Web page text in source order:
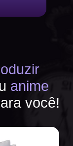
anime
você!